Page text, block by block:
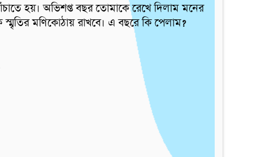
হয়। অভিশপ্ত বছর তোমাকে রেখে দিলাম মনের
মণিকোঠায় রাখবে। এ বছরে কি পেলাম?